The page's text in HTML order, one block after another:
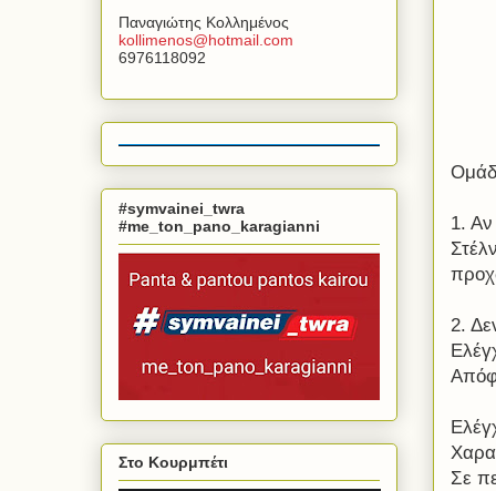
1.
2.
Σε
Παναγιώτης Κολλημένος
kollimenos@hotmail com
6976118092
#symvainei_twra
#me_ton_pano_karagianni
Στο Κουρμπέτι